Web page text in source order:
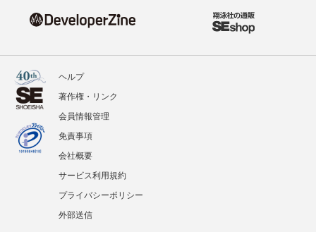
ヘルプ
著作権・リンク
会員情報管理
免責事項
会社概要
サービス利用規約
プライバシーポリシー
外部送信